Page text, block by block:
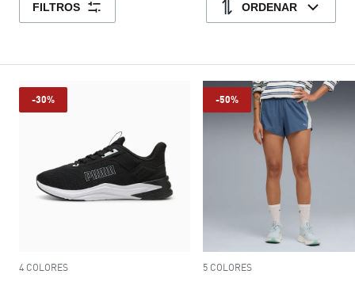
FILTROS ORDENAR
-30%
4 COLORES
-50%
5 COLORES